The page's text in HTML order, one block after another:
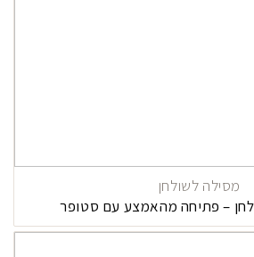
מסילה לשולחן
– פתיחה מהאמצע עם סטופר